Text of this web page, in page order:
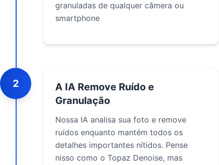
granuladas de qualquer câmera ou
smartphone
2
A IA Remove Ruído e
Granulação
Nossa IA analisa sua foto e remove
ruídos enquanto mantém todos os
detalhes importantes nítidos. Pense
nisso como o Topaz Denoise, mas